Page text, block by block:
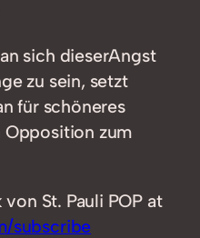
sich dieserAngst
zu sein, setzt
für schöneres
zum
St. Pauli POP at
subscribe